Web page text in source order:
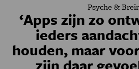
Psyche &
‘Apps zijn zo
ieders
houden, maar
zijn daar